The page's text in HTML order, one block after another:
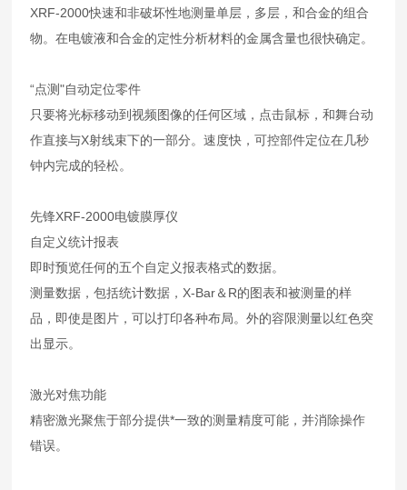
XRF-2000快速和非破坏性地测量单层，多层，和合金的组合
物。在电镀液和合金的定性分析材料的金属含量也很快确定。
“点测"自动定位零件
只要将光标移动到视频图像的任何区域，点击鼠标，和舞台动
作直接与X射线束下的一部分。速度快，可控部件定位在几秒
钟内完成的轻松。
先锋XRF-2000电镀膜厚仪
自定义统计报表
即时预览任何的五个自定义报表格式的数据。
测量数据，包括统计数据，X-Bar＆R的图表和被测量的样
品，即使是图片，可以打印各种布局。外的容限测量以红色突
出显示。
激光对焦功能
精密激光聚焦于部分提供*一致的测量精度可能，并消除操作
错误。